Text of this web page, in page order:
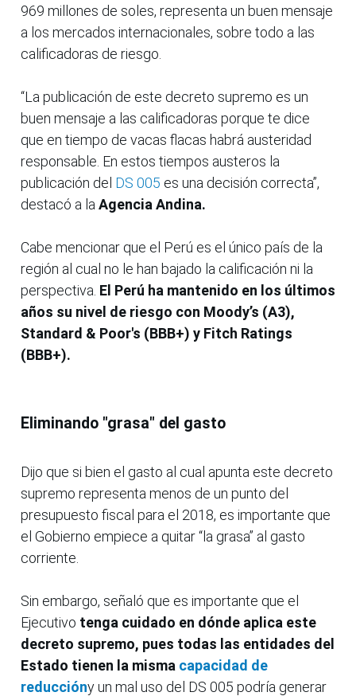
969 millones de soles, representa un buen mensaje
a los mercados internacionales, sobre todo a las
calificadoras de riesgo.
“La publicación de este decreto supremo es un
buen mensaje a las calificadoras porque te dice
que en tiempo de vacas flacas habrá austeridad
responsable. En estos tiempos austeros la
publicación del DS 005 es una decisión correcta”,
destacó a la Agencia Andina.
Cabe mencionar que el Perú es el único país de la
región al cual no le han bajado la calificación ni la
perspectiva. El Perú ha mantenido en los últimos
años su nivel de riesgo con Moody’s (A3),
Standard & Poor's (BBB+) y Fitch Ratings
(BBB+).
Eliminando "grasa" del gasto
Dijo que si bien el gasto al cual apunta este decreto
supremo representa menos de un punto del
presupuesto fiscal para el 2018, es importante que
el Gobierno empiece a quitar “la grasa” al gasto
corriente.
Sin embargo, señaló que es importante que el
Ejecutivo tenga cuidado en dónde aplica este
decreto supremo, pues todas las entidades del
Estado tienen la misma capacidad de
reduccióny un mal uso del DS 005 podría generar